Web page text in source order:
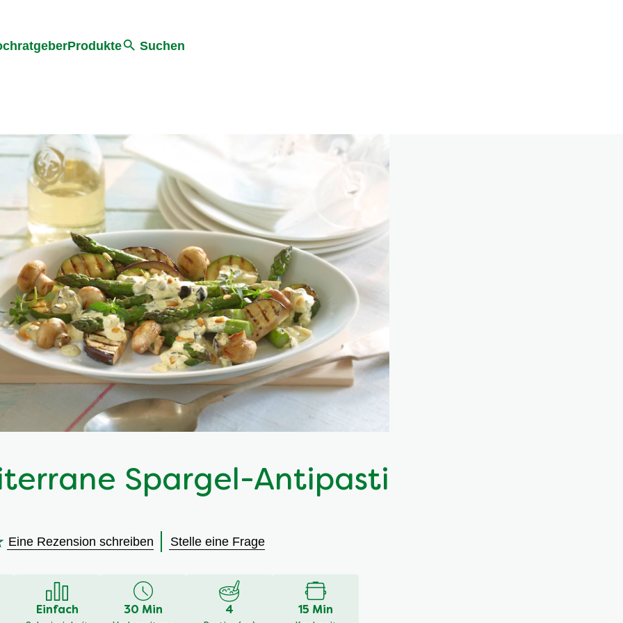
Produkte Suchen
Spargel-Antipasti
Eine Rezension schreiben Stelle eine Frage
Einfach 30 Min 4 15 Min